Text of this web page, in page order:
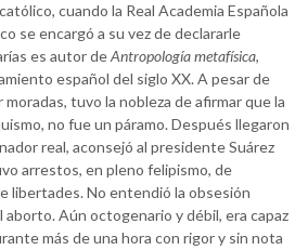
cuando la Real Academia Española
se encargó a su vez de declararle
es autor deAntropología metafísica,
español del siglo XX. A pesar de
tuvo la nobleza de afirmar que la
no fue un páramo. Después llegaron
real, aconsejó al presidente Suárez
arrestos, en pleno felipismo, de
libertades. No entendió la obsesión
Aún octogenario y débil, era capaz
más de una hora con rigor y sin nota